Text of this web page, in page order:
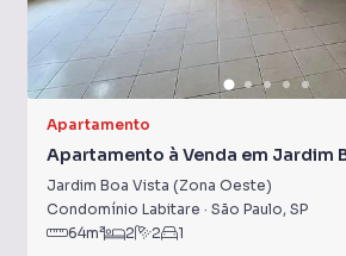
Apartamento
Apartamento à Venda em Jardim
Oeste)
Jardim Boa Vista (Zona Oeste)
Condomínio Labitare · São Paulo, SP
64m² 2 2 1